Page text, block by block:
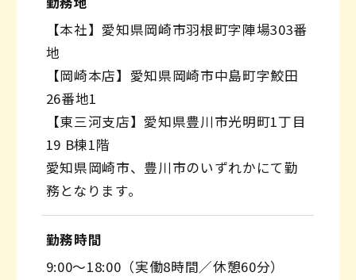
【本社】愛知県岡崎市羽根町字陣場303番
地
【岡崎本店】愛知県岡崎市中島町字鮫田
26番地1
【東三河支店】愛知県豊川市光明町1丁目
19 B棟1階
愛知県岡崎市、豊川市のいずれかにて勤
務となります。
勤務時間
9:00〜18:00（実働8時間／休憩60分）